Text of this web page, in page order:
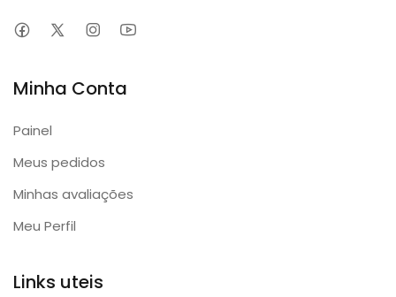
Minha Conta
Painel
Meus pedidos
Minhas avaliações
Meu Perfil
Links uteis